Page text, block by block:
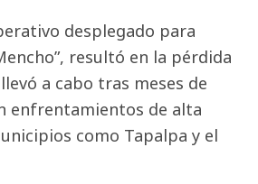
desplegado para
resultó en la pérdida
a cabo tras meses de
enfrentamientos de alta
como Tapalpa y el